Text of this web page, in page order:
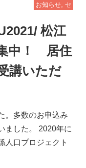
お知らせ, セ
松江
中！ 居住
講いただ
。多数のお申込み
ました。 2020年に
人口プロジェクト